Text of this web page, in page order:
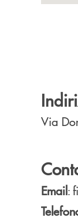
Via
Email: